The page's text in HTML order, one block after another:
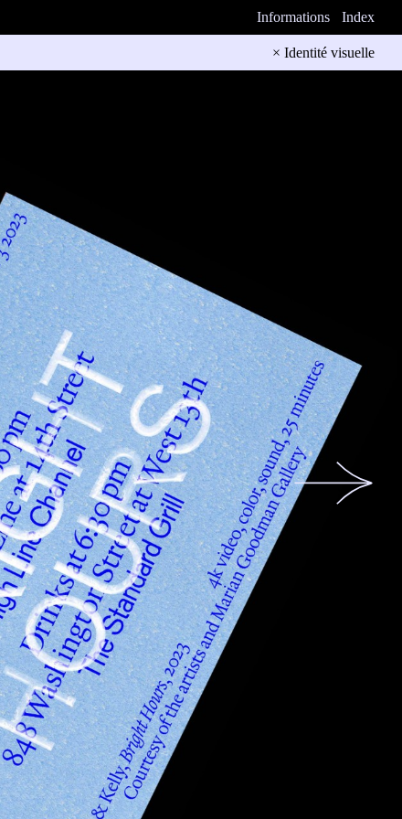
Informations Index
× Identité visuelle